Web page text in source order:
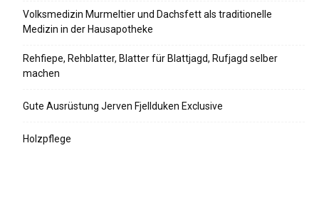
Volksmedizin Murmeltier und Dachsfett als traditionelle
Medizin in der Hausapotheke
Rehfiepe, Rehblatter, Blatter für Blattjagd, Rufjagd selber
machen
Gute Ausrüstung Jerven Fjellduken Exclusive
Holzpflege